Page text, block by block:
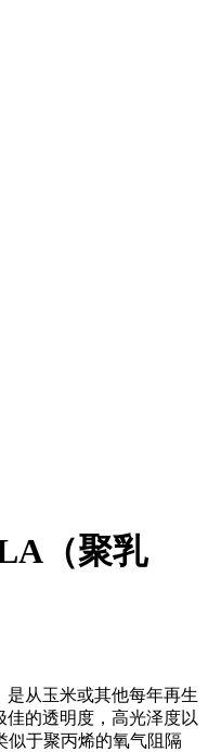
（聚乳
是从玉米或其他每年再生
佳的透明度，高光泽度以
似于聚丙烯的氧气阻隔